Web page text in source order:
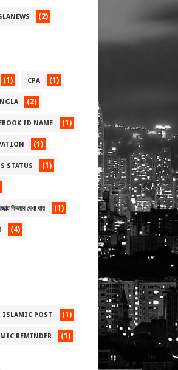
(2)
(1) CPA (1)
(2)
ID NAME (1)
(1)
STATUS (1)
কিভাবে দেখা যায় (1)
(4)
ISLAMIC POST (1)
REMINDER (1)